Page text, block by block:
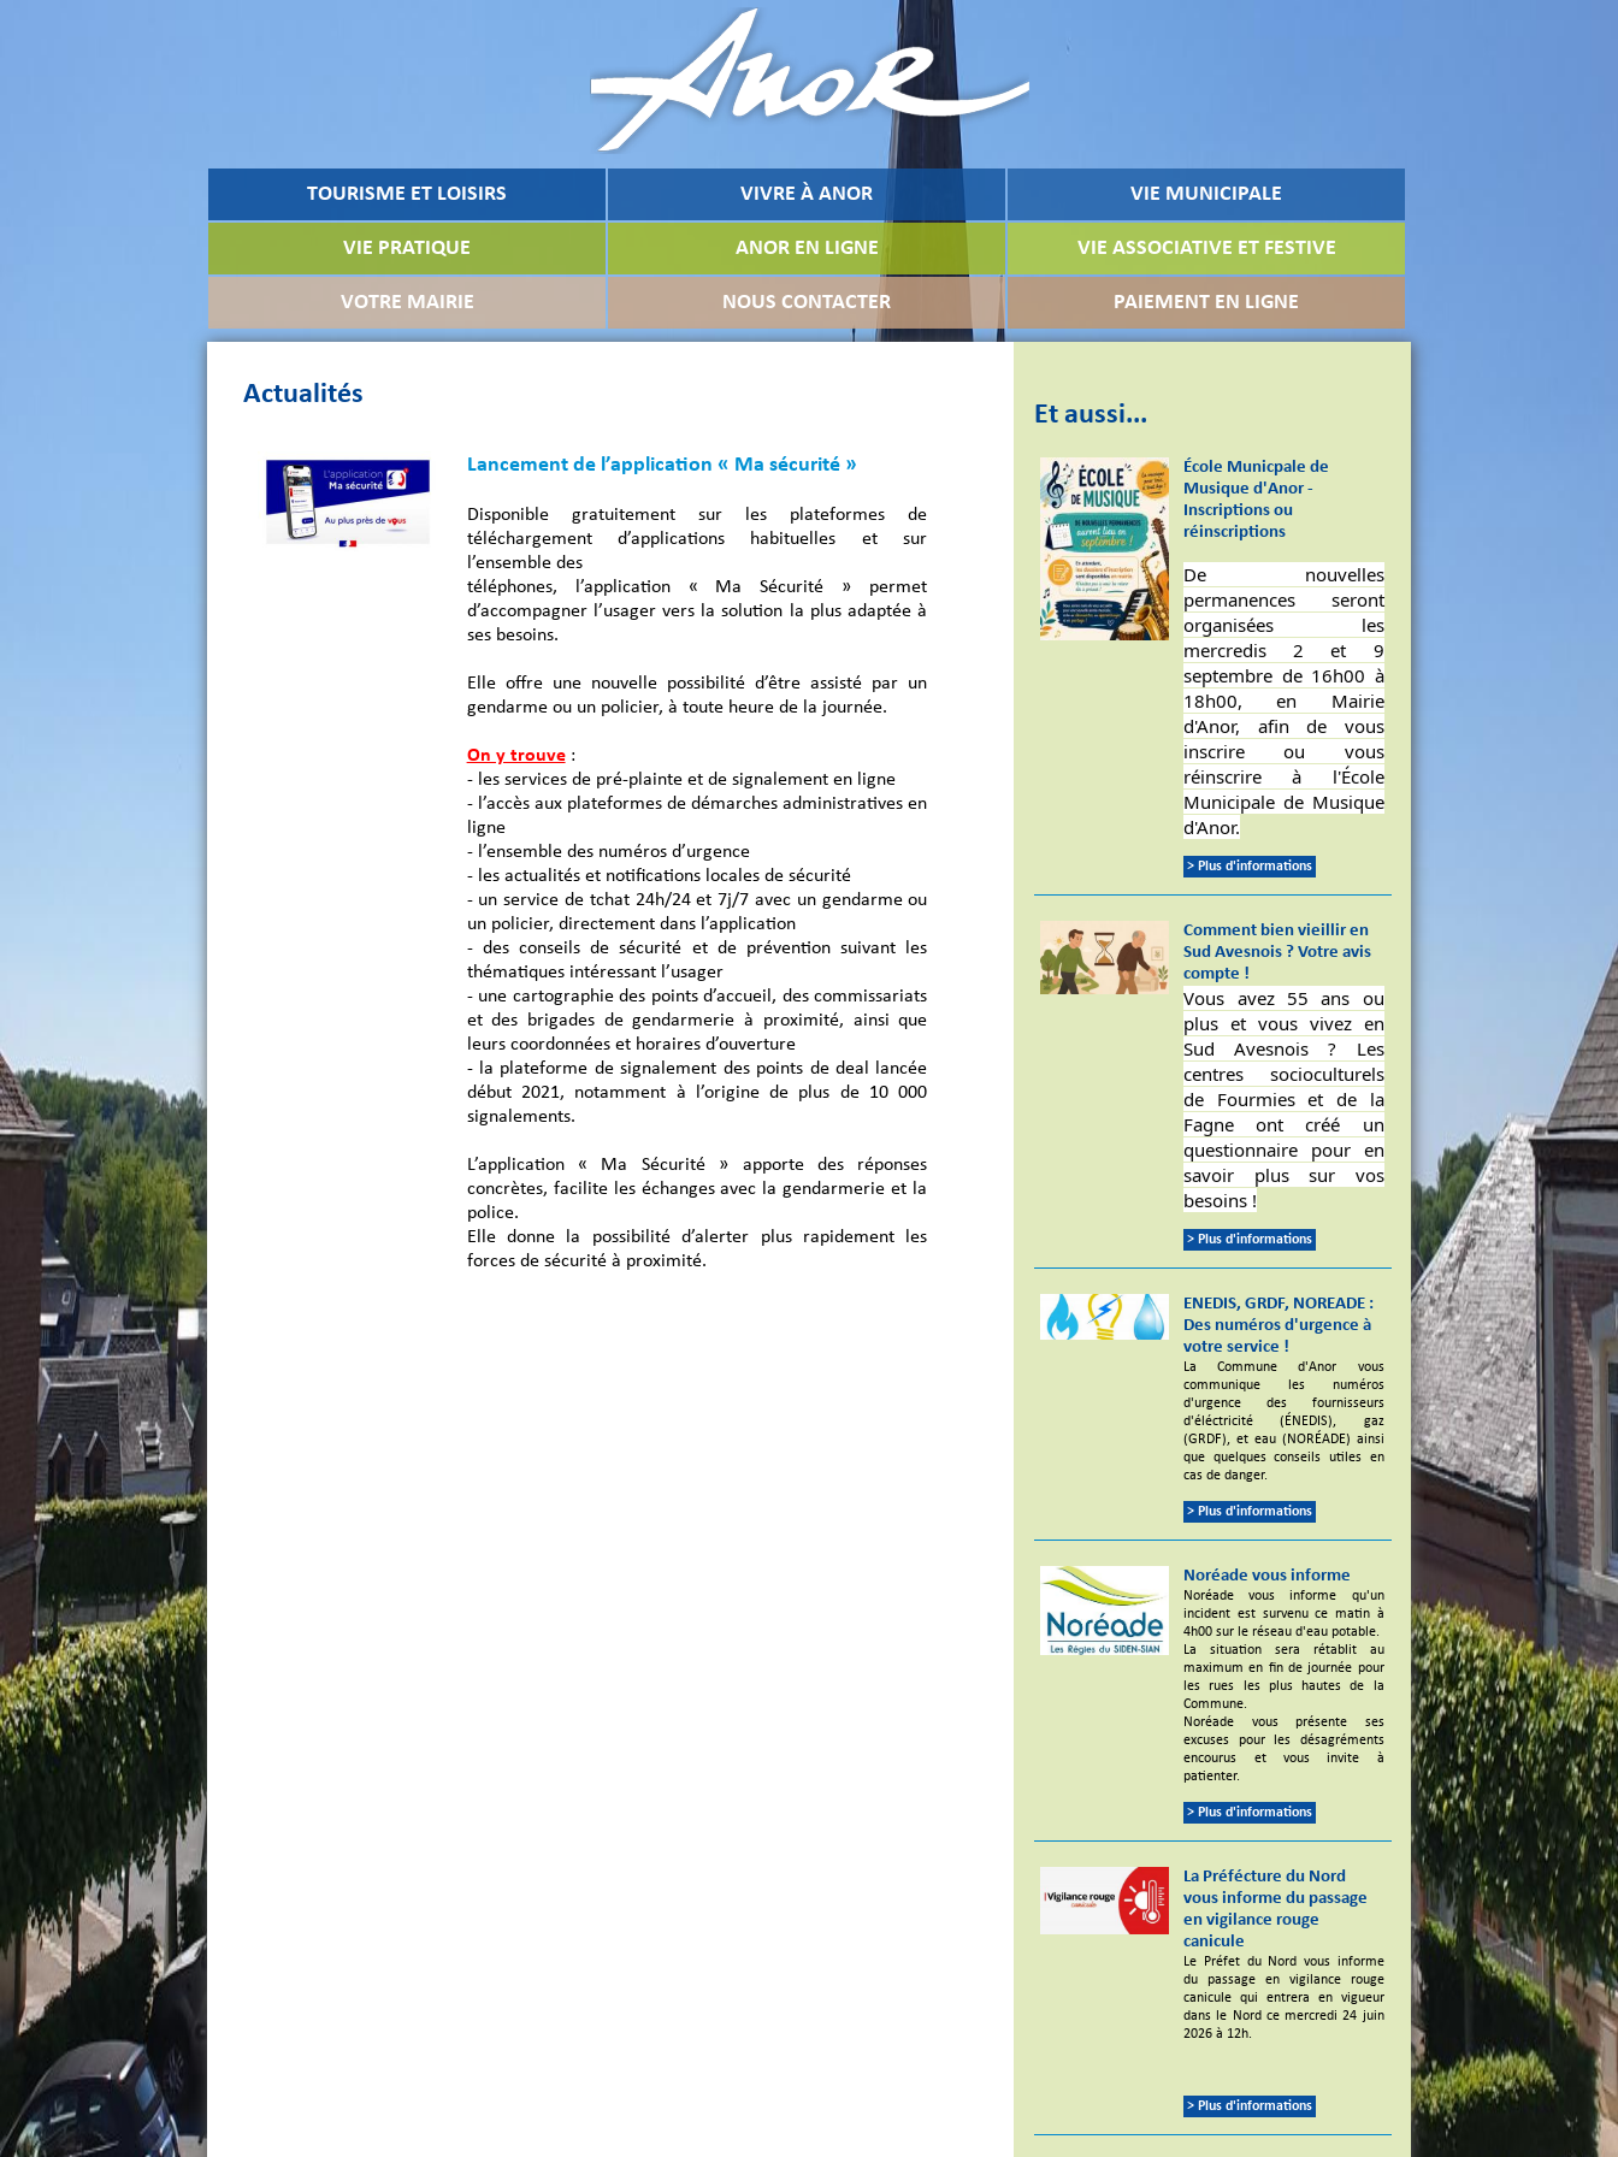
TOURISME ET LOISIRS VIVRE À ANOR VIE MUNICIPALE
VIE PRATIQUE ANOR EN LIGNE VIE ASSOCIATIVE ET FESTIVE
VOTRE MAIRIE NOUS CONTACTER PAIEMENT EN LIGNE
Et aussi...
École Municpale de
Musique d'Anor -
Inscriptions ou
réinscriptions
De nouvelles
permanences seront
organisées les
mercredis 2 et 9
septembre de 16h00 à
18h00, en Mairie
d'Anor, afin de vous
inscrire ou vous
réinscrire à l'École
Municipale de Musique
d'Anor.
> Plus d'informations
Comment bien vieillir en
Sud Avesnois ? Votre avis
compte !
Vous avez 55 ans ou
plus et vous vivez en
Sud Avesnois ? Les
centres socioculturels
de Fourmies et de la
Fagne ont créé un
questionnaire pour en
savoir plus sur vos
besoins !
> Plus d'informations
ENEDIS, GRDF, NOREADE :
Des numéros d'urgence à
votre service !
La Commune d'Anor vous
communique les numéros
d'urgence des fournisseurs
d'éléctricité (ÉNEDIS), gaz
(GRDF), et eau (NORÉADE) ainsi
que quelques conseils utiles en
cas de danger.
> Plus d'informations
Noréade vous informe
Noréade vous informe qu'un
incident est survenu ce matin à
4h00 sur le réseau d'eau potable.
La situation sera rétablit au
maximum en fin de journée pour
les rues les plus hautes de la
Commune.
Noréade vous présente ses
excuses pour les désagréments
encourus et vous invite à
patienter.
> Plus d'informations
La Préfécture du Nord
vous informe du passage
en vigilance rouge
canicule
Le Préfet du Nord vous informe
du passage en vigilance rouge
canicule qui entrera en vigueur
dans le Nord ce mercredi 24 juin
2026 à 12h.
> Plus d'informations
Actualités
Lancement de l’application « Ma sécurité »
Disponible gratuitement sur les plateformes de
téléchargement d’applications habituelles et sur
l’ensemble des
téléphones, l’application « Ma Sécurité » permet
d’accompagner l’usager vers la solution la plus adaptée à
ses besoins.
Elle offre une nouvelle possibilité d’être assisté par un
gendarme ou un policier, à toute heure de la journée.
On y trouve:
- les services de pré-plainte et de signalement en ligne
- l’accès aux plateformes de démarches administratives en
ligne
- l’ensemble des numéros d’urgence
- les actualités et notifications locales de sécurité
- un service de tchat 24h/24 et 7j/7 avec un gendarme ou
un policier, directement dans l’application
- des conseils de sécurité et de prévention suivant les
thématiques intéressant l’usager
- une cartographie des points d’accueil, des commissariats
et des brigades de gendarmerie à proximité, ainsi que
leurs coordonnées et horaires d’ouverture
- la plateforme de signalement des points de deal lancée
début 2021, notamment à l’origine de plus de 10 000
signalements.
L’application « Ma Sécurité » apporte des réponses
concrètes, facilite les échanges avec la gendarmerie et la
police.
Elle donne la possibilité d’alerter plus rapidement les
forces de sécurité à proximité.